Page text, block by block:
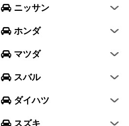
ニッサン
GT-R
ホンダ
ヴェゼル
マツダ
CX-3
ビアンテ
スバル
インプレッサ スポーツ
インプレッサ G4
エクシーガ クロスオーバー7
ダイハツ
ムーヴ キャンバス
タント
トール
スズキ
ハスラー
エヴリィワゴン
スイフト
Aクラス